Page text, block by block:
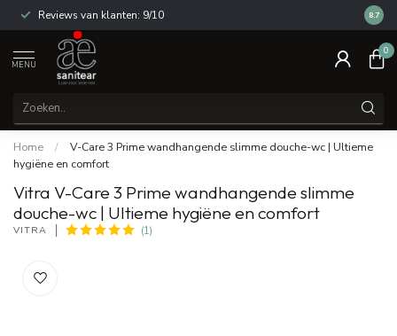
Reviews van klanten: 9/10 14
8.7
MENU
0
Home /
V-Care 3 Prime wandhangende slimme douche-wc | Ultieme
hygiëne en comfort
Vitra V-Care 3 Prime wandhangende slimme
douche-wc | Ultieme hygiëne en comfort
VITRA (1)